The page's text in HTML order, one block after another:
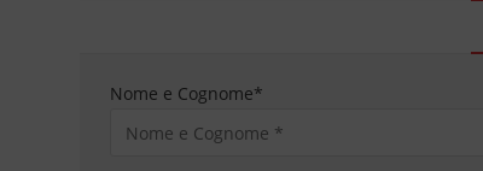
Nome e Cognome*